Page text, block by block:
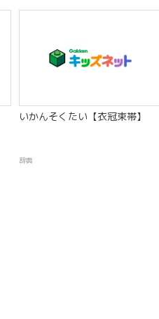
いかんそくたい【衣冠束帯】
辞典